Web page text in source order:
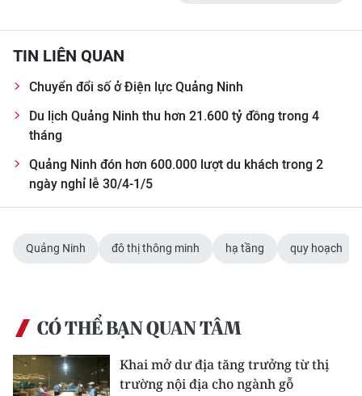
TIN LIÊN QUAN
Chuyển đổi số ở Điện lực Quảng Ninh
Du lịch Quảng Ninh thu hơn 21.600 tỷ đồng trong 4
tháng
Quảng Ninh đón hơn 600.000 lượt du khách trong 2
ngày nghỉ lễ 30/4-1/5
Quảng Ninh đô thị thông minh hạ tầng quy hoạch
CÓ THỂ BẠN QUAN TÂM
Khai mở dư địa tăng trưởng từ thị
trường nội địa cho ngành gỗ